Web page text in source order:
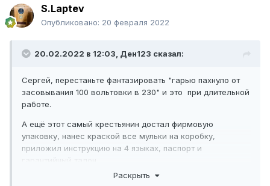
S.Laptev
Опубликовано: 20 февраля 2022
20.02.2022 в 12:03, Ден123 сказал:
Сергей, перестаньте фантазировать "гарью пахнуло от
засовывания 100 вольтовки в 230" и это при длительной
работе.
А ещё этот самый крестьянин достал фирмовую
упаковку, нанес краской все мульки на коробку,
приложил инструкцию на 4 языках, паспорт и
Трансы может и приличные, однако провода лучше было
Раскрыть